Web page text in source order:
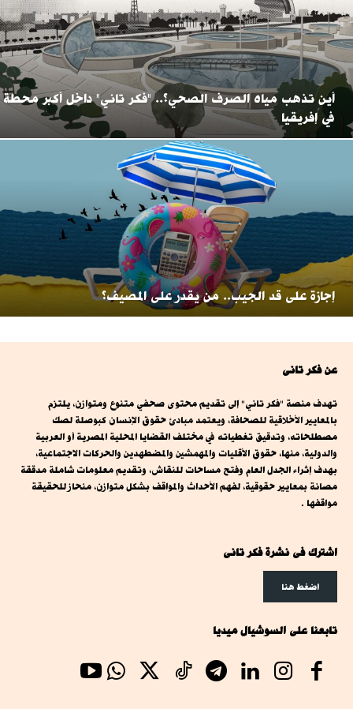
أين تذهب مياه الصرف الصحي؟.. "فكر تاني" داخل أكبر محطة
في إفريقيا
إجازة على قد الجيب.. من يقدر على المصيف؟
عن فكر تانى
تهدف منصة "فكر تاني" إلى تقديم محتوى صحفي متنوع ومتوازن، يلتزم
بالمعايير الأخلاقية للصحافة، ويعتمد مبادئ حقوق الإنسان كبوصلة لصك
مصطلحاته، وتدقيق تغطياته في مختلف القضايا المحلية المصرية أو العربية
والدولية، منها، حقوق الأقليات والمهمشين والمضطهدين والحركات الاجتماعية،
بهدف إثراء الجدل العام وفتح مساحات للنقاش، وتقديم معلومات شاملة مدققة
مصانة بمعايير حقوقية، لفهم الأحداث والمواقف بشكل متوازن، منحاز للحقيقة
مواقفها .
اشترك فى نشرة فكر تانى
اضغط هنا
تابعنا على السوشيال ميديا